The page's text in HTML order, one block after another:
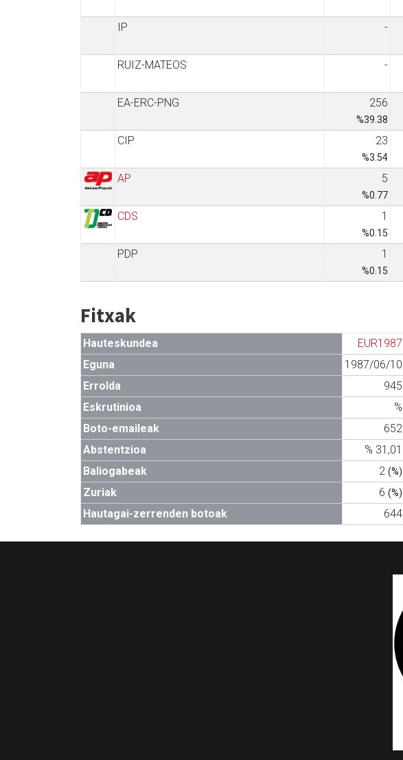
IP -
RUIZ-MATEOS -
EA-ERC-PNG 256
%39.38
CIP 23
%3.54
AP 5
%0.77
CDS 1
%0.15
PDP 1
%0.15
Fitxak
Hauteskundea EUR1987
Eguna
1987/06/10
Errolda
945
Eskrutinioa
%
Boto-emaileak
652
Abstentzioa
% 31,01
Baliogabeak
2 (%)
Zuriak 6 (%)
Hautagai-zerrenden botoak 644